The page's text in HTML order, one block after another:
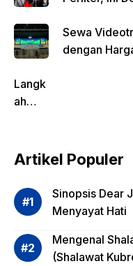
Sewa
dengan
Langk
ah
dalam
si
Risiko
asi
Reksa
Artikel Populer
Sinopsis Dear
Menyayat Hati
Mengenal
(Shalawat